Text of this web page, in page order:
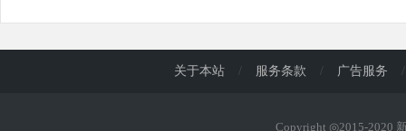
关于本站 / 服务条款 / 广告服务 /
Copyright ◎2015-2020